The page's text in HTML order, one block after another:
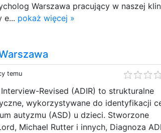
Warszawa pracujący w naszej
e... pokaż więcej »
temu
Revised (ADIR) to strukturalne
wykorzystywane do identyfikacji
autyzmu (ASD) u dzieci. Stworzone
Michael Rutter i innych, Diagnoza